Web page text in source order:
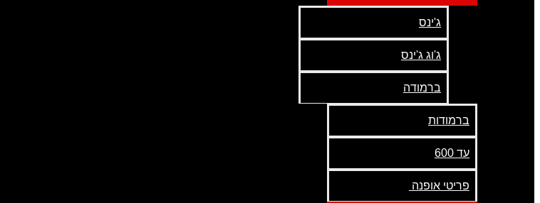
ג'ינס
ג'וג ג'ינס
ברמודה
ברמודות
עד 600
פריטי אופנה